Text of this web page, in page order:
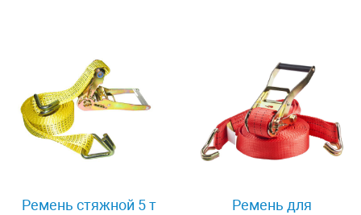
Ремень стяжной 5 т
Ремень для